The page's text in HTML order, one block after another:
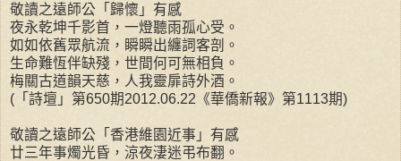
敬讀之遠師公「歸懷」有感
夜永乾坤千影首，一燈聽雨孤心受。
如如依舊眾航流，瞬瞬出纏詞客剖。
生命難恆伴缺殘，世間何可無相負。
梅關古道韻天慈，人我靈扉詩外酒。
(「詩壇」第650期2012.06.22《華僑新報》第1113期)
敬讀之遠師公「香港維園近事」有感
廿三年事燭光昏，涼夜淒迷弔布翻。